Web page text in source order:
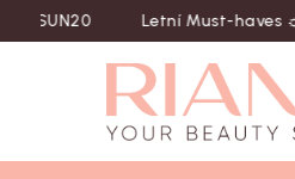
Letní Must-haves ☼ 20 %